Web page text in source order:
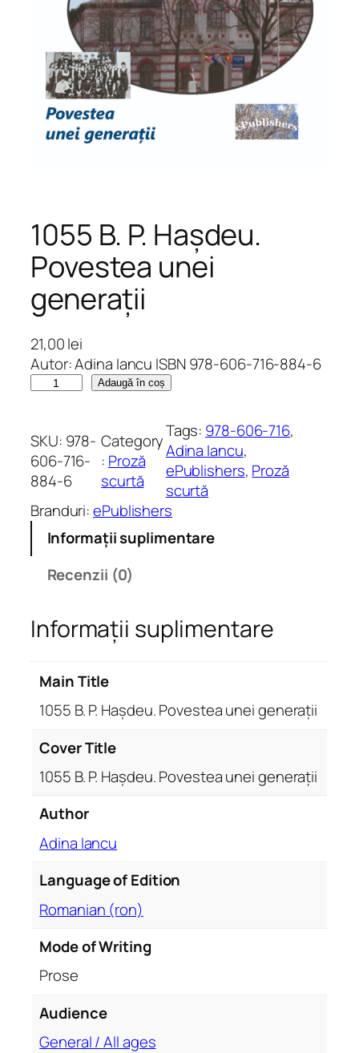
1055 B. P. Hașdeu.
Povestea unei
generații
21,00lei
Autor: Adina Iancu ISBN 978-606-716-884-6
t
i
t
a
t
5
B
.
P
e
Adaugă în coș
SKU: 978-
606-716-
884-6
Category
: Proză
scurtă
Tags: 978-606-716
Adina Iancu
ePublishers, Proză
scurtă
Branduri:ePublishers
Informații suplimentare
Recenzii (0)
Informații suplimentare
Main Title
1055 B. P. Hașdeu. Povestea unei generații
Cover Title
1055 B. P. Hașdeu. Povestea unei generații
Author
Adina Iancu
Language of Edition
Romanian (ron)
Mode of Writing
Prose
Audience
General / All ages